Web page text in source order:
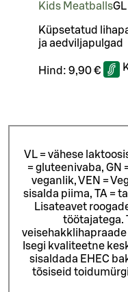
Kids MeatballsGL
Küpsetatud
ja aedviljapulgad
Hind: 9,90 €
VL = vähese
= gluteenivaba, GN
veganlik, VEN =
sisalda piima, TA =
Lisateavet
töötajatega.
Isegi kvaliteetne
sisaldada EHEC
tõsiseid